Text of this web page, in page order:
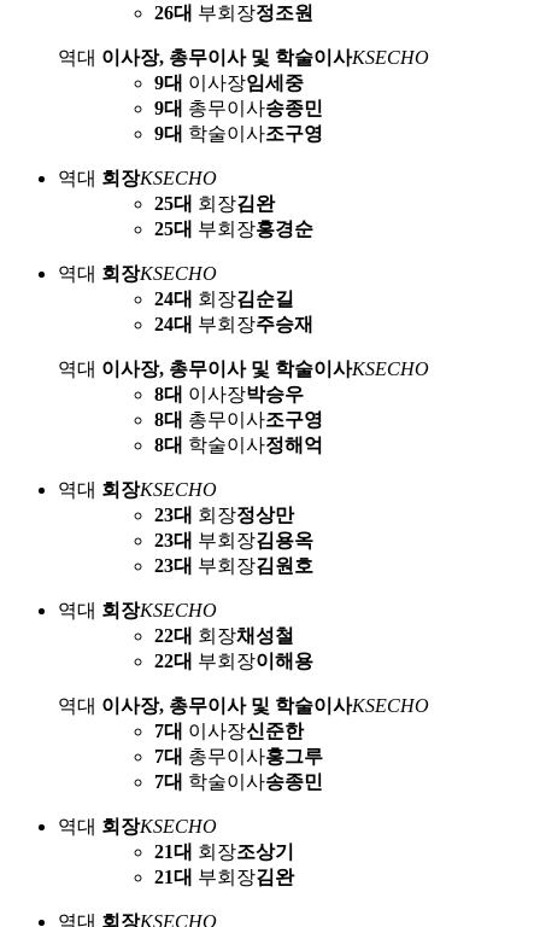
26대 부회장정조원
역대 이사장, 총무이사 및 학술이사KSECHO
9대 이사장임세중
9대 총무이사송종민
9대 학술이사조구영
역대 회장KSECHO
25대 회장김완
25대 부회장홍경순
역대 회장KSECHO
24대 회장김순길
24대 부회장주승재
역대 이사장, 총무이사 및 학술이사KSECHO
8대 이사장박승우
8대 총무이사조구영
8대 학술이사정해억
역대 회장KSECHO
23대 회장정상만
23대 부회장김용옥
23대 부회장김원호
역대 회장KSECHO
22대 회장채성철
22대 부회장이해용
역대 이사장, 총무이사 및 학술이사KSECHO
7대 이사장신준한
7대 총무이사홍그루
7대 학술이사송종민
역대 회장KSECHO
21대 회장조상기
21대 부회장김완
역대 회장KSECHO